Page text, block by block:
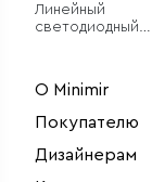
Линейный
светодиодный
4200К черный
О Minimir
Покупателю
Дизайнерам